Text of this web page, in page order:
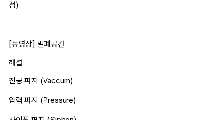
점)
[동영상] 밀폐공간
해설
진공 퍼지 (Vaccum)
압력 퍼지 (Pressure)